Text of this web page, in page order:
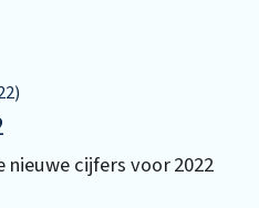
cijfers voor 2022